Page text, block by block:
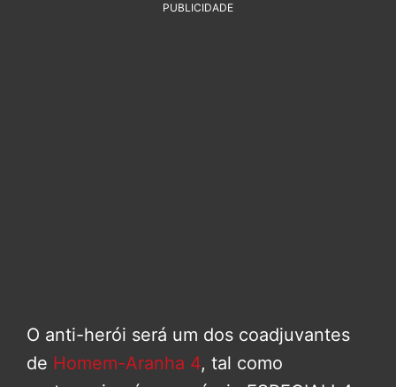
PUBLICIDADE
O anti-herói será um dos coadjuvantes
de Homem-Aranha 4, tal como